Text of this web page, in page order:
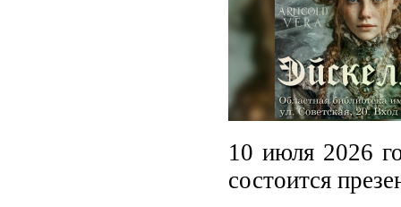
10 июля 2026
состоится